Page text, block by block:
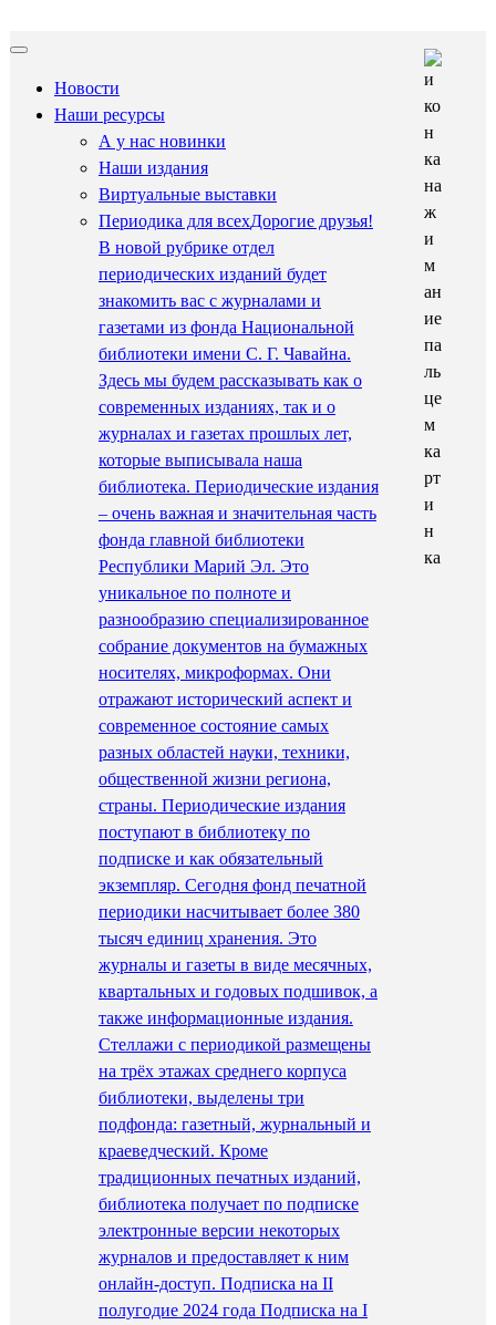
Новости
Наши ресурсы
А у нас новинки
Наши издания
Виртуальные выставки
Периодика для всехДорогие друзья!
В новой рубрике отдел
периодических изданий будет
знакомить вас с журналами и
газетами из фонда Национальной
библиотеки имени С. Г. Чавайна.
Здесь мы будем рассказывать как о
современных изданиях, так и о
журналах и газетах прошлых лет,
которые выписывала наша
библиотека. Периодические издания
– очень важная и значительная часть
фонда главной библиотеки
Республики Марий Эл. Это
уникальное по полноте и
разнообразию специализированное
собрание документов на бумажных
носителях, микроформах. Они
отражают исторический аспект и
современное состояние самых
разных областей науки, техники,
общественной жизни региона,
страны. Периодические издания
поступают в библиотеку по
подписке и как обязательный
экземпляр. Сегодня фонд печатной
периодики насчитывает более 380
тысяч единиц хранения. Это
журналы и газеты в виде месячных,
квартальных и годовых подшивок, а
также информационные издания.
Стеллажи с периодикой размещены
на трёх этажах среднего корпуса
библиотеки, выделены три
подфонда: газетный, журнальный и
краеведческий. Кроме
традиционных печатных изданий,
библиотека получает по подписке
электронные версии некоторых
журналов и предоставляет к ним
онлайн-доступ. Подписка на II
полугодие 2024 года Подписка на I